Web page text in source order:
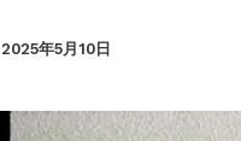
2025年5月10日